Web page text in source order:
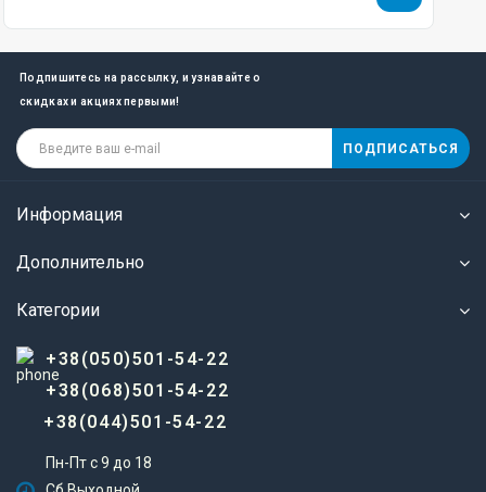
Подпишитесь на рассылку, и узнавайте о
скидках и акциях первыми!
ПОДПИСАТЬСЯ
Информация
Дополнительно
Категории
+38(050)501-54-22
+38(068)501-54-22
+38(044)501-54-22
Пн-Пт с 9 до 18